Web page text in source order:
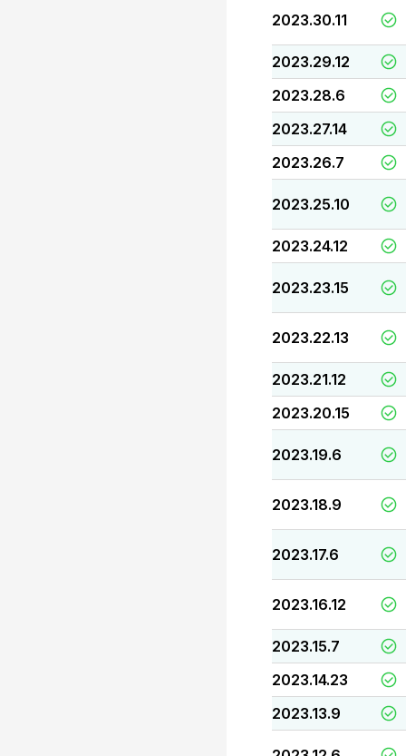
2023.30.11
2023.29.12
2023.28.6
2023.27.14
2023.26.7
2023.25.10
2023.24.12
2023.23.15
2023.22.13
2023.21.12
2023.20.15
2023.19.6
2023.18.9
2023.17.6
2023.16.12
2023.15.7
2023.14.23
2023.13.9